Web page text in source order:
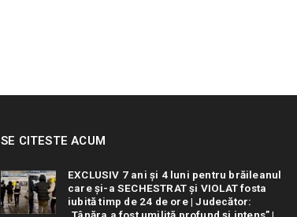
SE CITESTE ACUM
EXCLUSIV 7 ani și 4 luni pentru brăileanul
care și-a SECHESTRAT și VIOLAT fosta
iubită timp de 24 de ore | Judecător: